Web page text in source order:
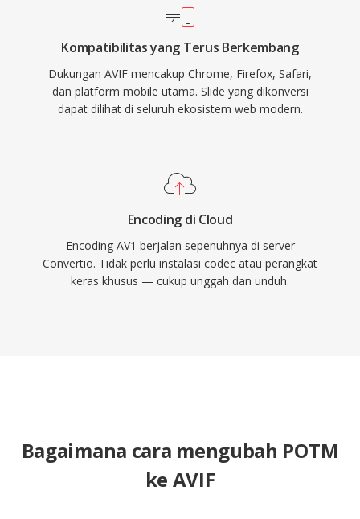
Kompatibilitas yang Terus Berkembang
Dukungan AVIF mencakup Chrome, Firefox, Safari,
dan platform mobile utama. Slide yang dikonversi
dapat dilihat di seluruh ekosistem web modern.
Encoding di Cloud
Encoding AV1 berjalan sepenuhnya di server
Convertio. Tidak perlu instalasi codec atau perangkat
keras khusus — cukup unggah dan unduh.
Bagaimana cara mengubah POTM
ke AVIF